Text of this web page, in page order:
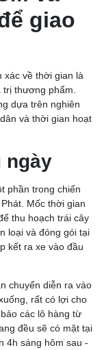
giao
xác về thời gian là
thương phẩm.
dựa trên nghiên
và thời gian hoạt
ngày
phần trong chiến
Mốc thời gian
thu hoạch trái cây
loại và đóng gói tại
kết ra xe vào đầu
chuyển diễn ra vào
rất có lợi cho
các lô hàng từ
đều sẽ có mặt tại
4h sáng hôm sau -